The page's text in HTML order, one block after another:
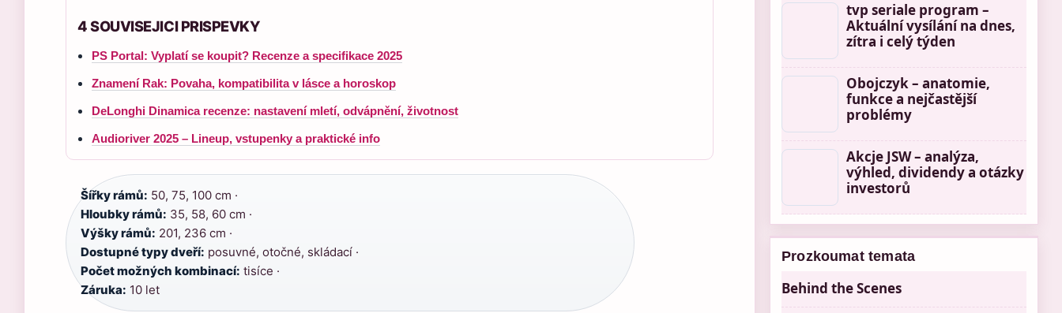
4 SOUVISEJICI PRISPEVKY
PS Portal: Vyplatí se koupit? Recenze a specifikace 2025
Znamení Rak: Povaha, kompatibilita v lásce a horoskop
DeLonghi Dinamica recenze: nastavení mletí, odvápnění, životnost
Audioriver 2025 – Lineup, vstupenky a praktické info
Šířky rámů: 50, 75, 100 cm ·
Hloubky rámů: 35, 58, 60 cm ·
Výšky rámů: 201, 236 cm ·
Dostupné typy dveří: posuvné, otočné, skládací ·
Počet možných kombinací: tisíce ·
Záruka: 10 let
tvp seriale program –
Aktuální vysílání na dnes,
zítra i celý týden
Obojczyk – anatomie,
funkce a nejčastější
problémy
Akcje JSW – analýza,
výhled, dividendy a otázky
investorů
Prozkoumat temata
Behind the Scenes